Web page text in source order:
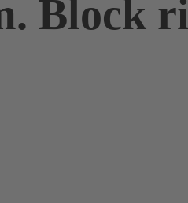
Block